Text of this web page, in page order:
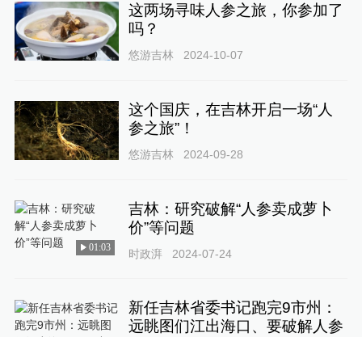
这两场寻味人参之旅，你参加了
吗？
悠游吉林 2024-10-07
这个国庆，在吉林开启一场“人
参之旅”！
悠游吉林 2024-09-28
01:03
吉林：研究破解“人参卖成萝卜
价”等问题
时政湃 2024-07-24
新任吉林省委书记跑完9市州：
远眺图们江出海口、要破解人参